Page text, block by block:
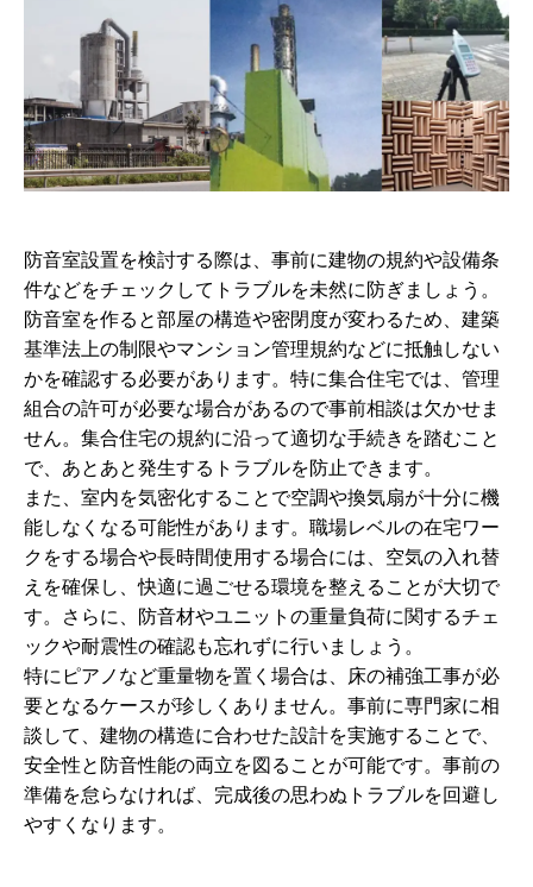
防音室設置を検討する際は、事前に建物の規約や設備条
件などをチェックしてトラブルを未然に防ぎましょう。
防音室を作ると部屋の構造や密閉度が変わるため、建築
基準法上の制限やマンション管理規約などに抵触しない
かを確認する必要があります。特に集合住宅では、管理
組合の許可が必要な場合があるので事前相談は欠かせま
せん。集合住宅の規約に沿って適切な手続きを踏むこと
で、あとあと発生するトラブルを防止できます。
また、室内を気密化することで空調や換気扇が十分に機
能しなくなる可能性があります。職場レベルの在宅ワー
クをする場合や長時間使用する場合には、空気の入れ替
えを確保し、快適に過ごせる環境を整えることが大切で
す。さらに、防音材やユニットの重量負荷に関するチェ
ックや耐震性の確認も忘れずに行いましょう。
特にピアノなど重量物を置く場合は、床の補強工事が必
要となるケースが珍しくありません。事前に専門家に相
談して、建物の構造に合わせた設計を実施することで、
安全性と防音性能の両立を図ることが可能です。事前の
準備を怠らなければ、完成後の思わぬトラブルを回避し
やすくなります。